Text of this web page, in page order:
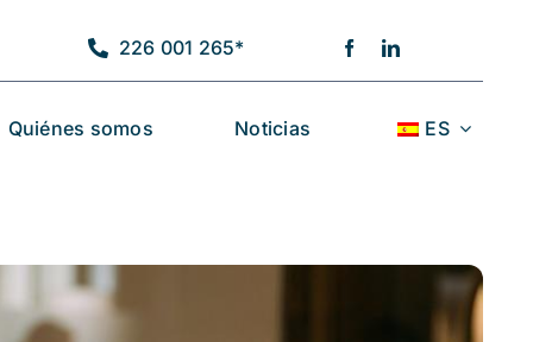
226 001 265*
Quiénes somos Noticias ES